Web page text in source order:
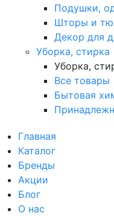
Подушки,
Шторы и
Декор для
Уборка, стирка
Уборка,
Все товары
Бытовая
Главная
Каталог
Бренды
Акции
Блог
О нас